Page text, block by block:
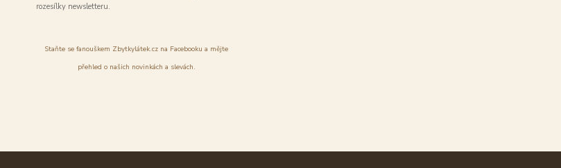
rozesílky newsletteru.
Staňte se fanouškem Zbytkylátek.cz na Facebooku a mějte
přehled o našich novinkách a slevách.